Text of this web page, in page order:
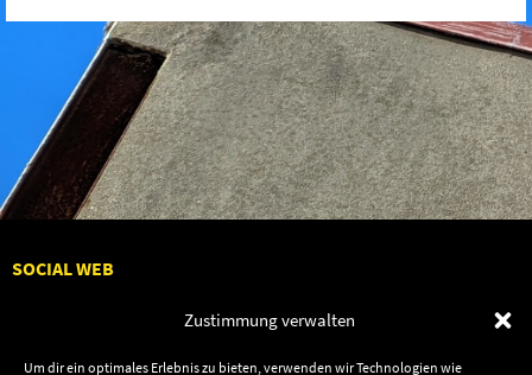
Zustimmung verwalten
Um dir ein optimales Erlebnis zu bieten, verwenden wir Technologien wie
SOCIAL WEB